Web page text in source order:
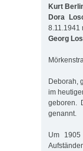
Kurt
Dora
8.11.1941
Georg
Deborah,
im
geboren.
genannt.
Um